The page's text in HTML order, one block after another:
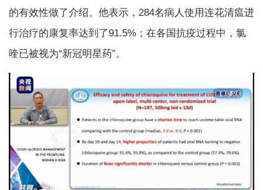
的有效性做了介绍。他表示，284名病人使用连花清瘟进
行治疗的康复率达到了91.5%；在各国抗疫过程中，氯
喹已被视为“新冠明星药”。